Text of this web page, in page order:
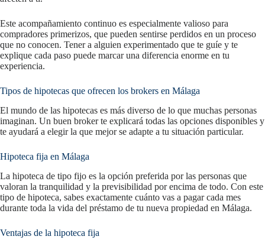
Este acompañamiento continuo es especialmente valioso para
compradores primerizos, que pueden sentirse perdidos en un proceso
que no conocen. Tener a alguien experimentado que te guíe y te
explique cada paso puede marcar una diferencia enorme en tu
experiencia.
Tipos de hipotecas que ofrecen los brokers en Málaga
El mundo de las hipotecas es más diverso de lo que muchas personas
imaginan. Un buen broker te explicará todas las opciones disponibles y
te ayudará a elegir la que mejor se adapte a tu situación particular.
Hipoteca fija en Málaga
La hipoteca de tipo fijo es la opción preferida por las personas que
valoran la tranquilidad y la previsibilidad por encima de todo. Con este
tipo de hipoteca, sabes exactamente cuánto vas a pagar cada mes
durante toda la vida del préstamo de tu nueva propiedad en Málaga.
Ventajas de la hipoteca fija